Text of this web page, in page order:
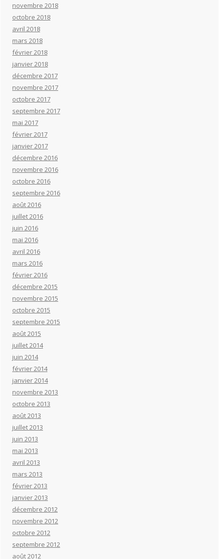
novembre 2018
octobre 2018
avril 2018
mars 2018
février 2018
janvier 2018
décembre 2017
novembre 2017
octobre 2017
septembre 2017
mai 2017
février 2017
janvier 2017
décembre 2016
novembre 2016
octobre 2016
septembre 2016
août 2016
juillet 2016
juin 2016
mai 2016
avril 2016
mars 2016
février 2016
décembre 2015
novembre 2015
octobre 2015
septembre 2015
août 2015
juillet 2014
juin 2014
février 2014
janvier 2014
novembre 2013
octobre 2013
août 2013
juillet 2013
juin 2013
mai 2013
avril 2013
mars 2013
février 2013
janvier 2013
décembre 2012
novembre 2012
octobre 2012
septembre 2012
août 2012